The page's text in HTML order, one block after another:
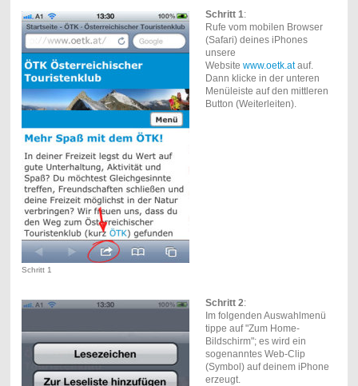
Schritt 1
Schritt 1:
Rufe vom mobilen Browser
(Safari) deines iPhones
unsere
Website www.oetk.atauf.
Dann klicke in der unteren
Menüleiste auf den mittleren
Button (Weiterleiten).
Schritt 2:
Im folgenden Auswahlmenü
tippe auf "Zum Home-
Bildschirm"; es wird ein
sogenanntes Web-Clip
(Symbol) auf deinem iPhone
erzeugt.